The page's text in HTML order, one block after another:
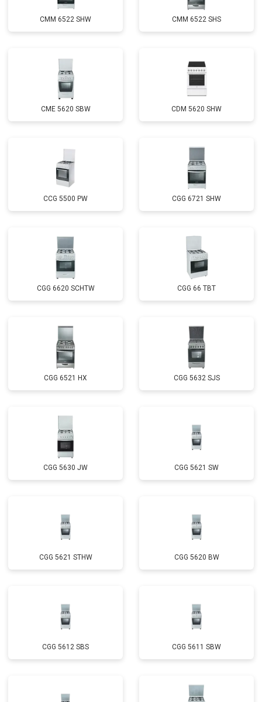
CMM 6522 SHW CMM 6522 SHS
CME 5620 SBW CDM 5620 SHW
CCG 5500 PW CGG 6721 SHW
CGG 6620 SCHTW CGG 66 TBT
CGG 6521 HX CGG 5632 SJS
CGG 5630 JW CGG 5621 SW
CGG 5621 STHW CGG 5620 BW
CGG 5612 SBS CGG 5611 SBW